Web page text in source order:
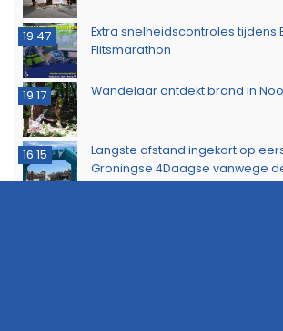
19:47
Extra snelheidscontroles tijdens
Flitsmarathon
19:17 Wandelaar ontdekt brand in
16:15
Langste afstand ingekort op
Groningse 4Daagse vanwege